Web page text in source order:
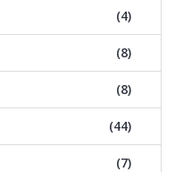
(4)
(8)
(8)
(44)
(7)